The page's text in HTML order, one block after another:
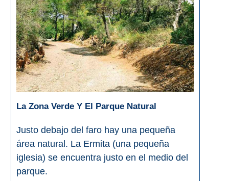
La Zona Verde Y El Parque Natural
Justo debajo del faro hay una pequeña
área natural. La Ermita (una pequeña
iglesia) se encuentra justo en el medio del
parque.